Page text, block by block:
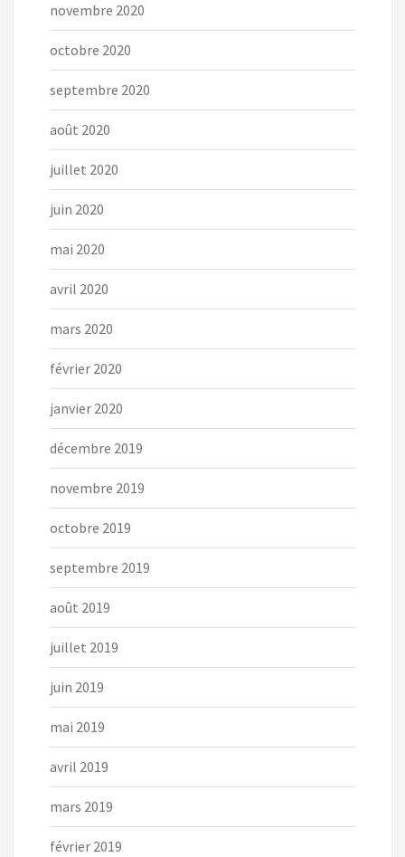
novembre 2020
octobre 2020
septembre 2020
août 2020
juillet 2020
juin 2020
mai 2020
avril 2020
mars 2020
février 2020
janvier 2020
décembre 2019
novembre 2019
octobre 2019
septembre 2019
août 2019
juillet 2019
juin 2019
mai 2019
avril 2019
mars 2019
février 2019